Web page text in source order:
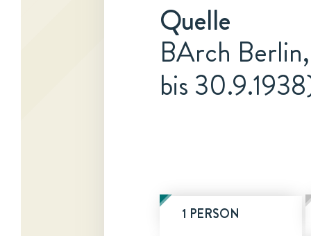
Quelle
BArch
bis
1 PERSON